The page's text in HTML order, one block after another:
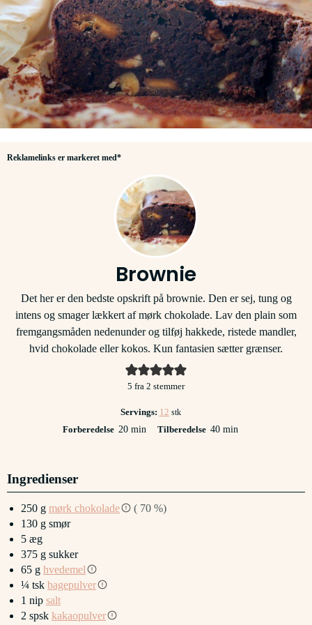
Reklamelinks er markeret med*
Brownie
Det her er den bedste opskrift på brownie. Den er sej, tung og
intens og smager lækkert af mørk chokolade. Lav den plain som
fremgangsmåden nedenunder og tilføj hakkede, ristede mandler,
hvid chokolade eller kokos. Kun fantasien sætter grænser.
5 fra 2 stemmer
Servings: 12 stk
Forberedelse 20minutter
min Tilberedelse 40minutter
min
Ingredienser
250 g mørk chokolade
( 70 %)
130 g smør
5 æg
375 g sukker
65 g hvedemel
¼ tsk bagepulver
1 nip salt
2 spsk kakaopulver